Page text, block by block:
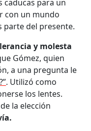
para un
con un mundo
parte del presente.
y molesta
Gómez, quien
a una pregunta le
. Utilizó como
los lentes.
la elección